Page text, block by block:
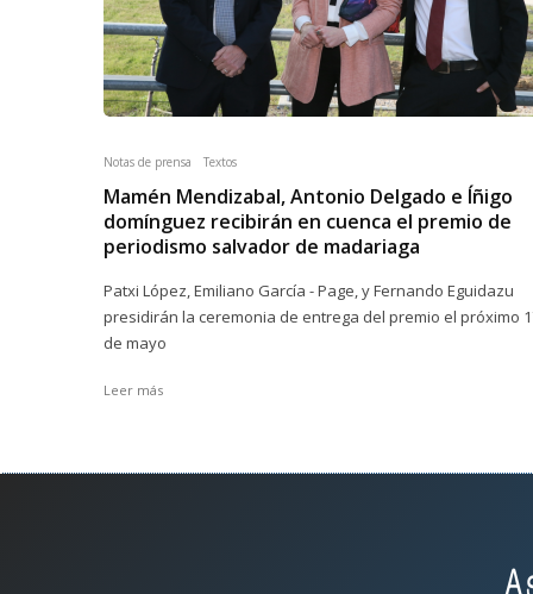
Notas de prensa Textos
Mamén Mendizabal, Antonio Delgado e Íñigo
domínguez recibirán en cuenca el premio de
periodismo salvador de madariaga
Patxi López, Emiliano García - Page, y Fernando Eguidazu
presidirán la ceremonia de entrega del premio el próximo
de mayo
Leer más